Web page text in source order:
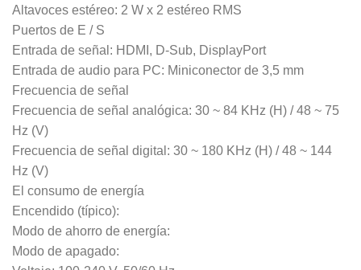
Altavoces estéreo: 2 W x 2 estéreo RMS
Puertos de E / S
Entrada de señal: HDMI, D-Sub, DisplayPort
Entrada de audio para PC: Miniconector de 3,5 mm
Frecuencia de señal
Frecuencia de señal analógica: 30 ~ 84 KHz (H) / 48 ~ 75
Hz (V)
Frecuencia de señal digital: 30 ~ 180 KHz (H) / 48 ~ 144
Hz (V)
El consumo de energía
Encendido (típico):
Modo de ahorro de energía:
Modo de apagado: